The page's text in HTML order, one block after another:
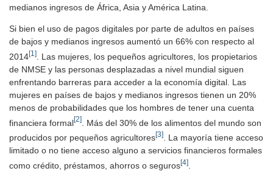
medianos ingresos de África, Asia y América Latina.
Si bien el uso de pagos digitales por parte de adultos en países
de bajos y medianos ingresos aumentó un 66% con respecto al
2014[1]
. Las mujeres, los pequeños agricultores, los propietarios
de NMSE y las personas desplazadas a nivel mundial siguen
enfrentando barreras para acceder a la economía digital. Las
mujeres en países de bajos y medianos ingresos tienen un 20%
menos de probabilidades que los hombres de tener una cuenta
financiera formal[2]
. Más del 30% de los alimentos del mundo son
producidos por pequeños agricultores[3]
. La mayoría tiene acceso
limitado o no tiene acceso alguno a servicios financieros formales
como crédito, préstamos, ahorros o seguros[4]